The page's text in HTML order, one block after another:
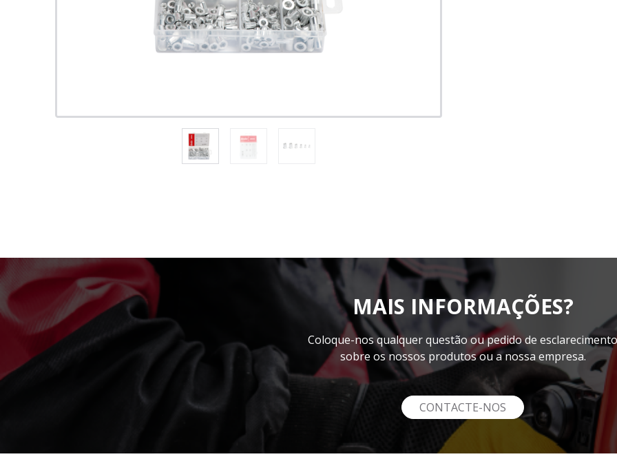
MAIS INFORMAÇÕES?
Coloque-nos qualquer questão ou pedido de esclarecimento
sobre os nossos produtos ou a nossa empresa.
CONTACTE-NOS